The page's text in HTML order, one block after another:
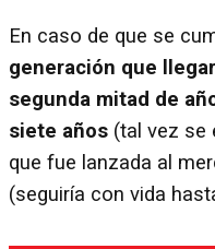
En caso de que se
generación que
segunda mitad de
siete años (tal vez se
que fue lanzada al
(seguiría con vida